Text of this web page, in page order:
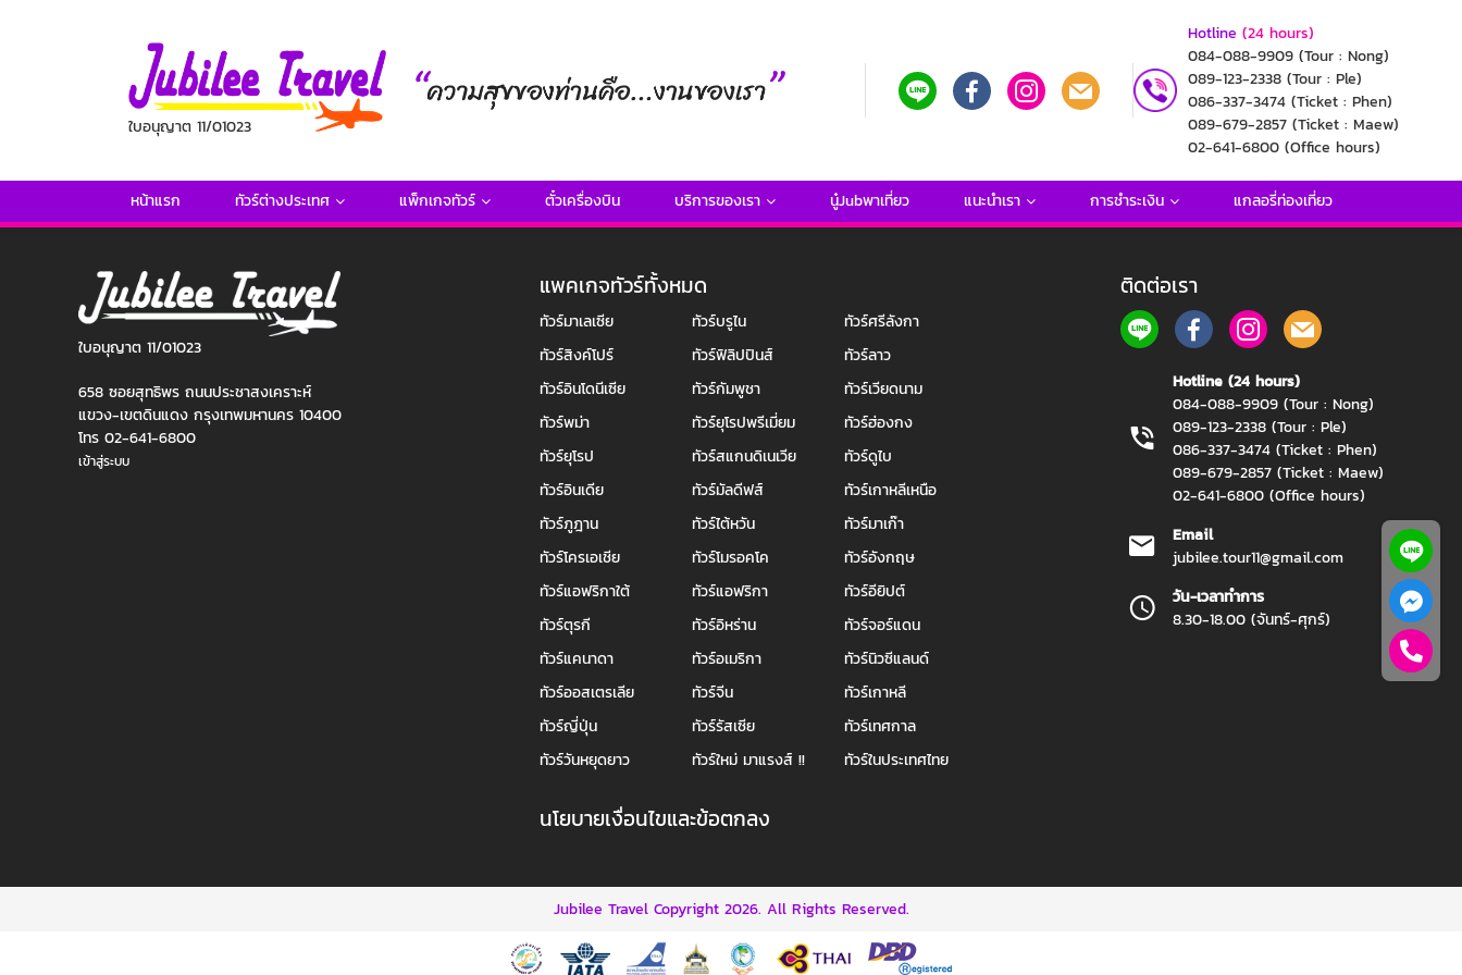
ใบอนุญาต 11/01023
Hotline (24 hours)
084-088-9909 (Tour : Nong)
089-123-2338 (Tour : Ple)
086-337-3474 (Ticket : Phen)
089-679-2857 (Ticket : Maew)
02-641-6800 (Office hours)
หน้าแรก ทัวร์ต่างประเทศ แพ็กเกจทัวร์ ตั๋วเครื่องบิน บริการของเรา นู๋Jubพาเที่ยว แนะนำเรา การชำระเงิน แกลอรี่ท่องเที่ยว
ใบอนุญาต 11/01023
658 ซอยสุทธิพร ถนนประชาสงเคราะห์
แขวง-เขตดินแดง กรุงเทพมหานคร 10400
โทร 02-641-6800
เข้าสู่ระบบ
แพคเกจทัวร์ทั้งหมด
ทัวร์มาเลเซีย ทัวร์บรูไน
ทัวร์ศรีลังกา
ทัวร์สิงค์โปร์
ทัวร์ฟิลิปปินส์
ทัวร์ลาว
ทัวร์อินโดนีเซีย
ทัวร์กัมพูชา
ทัวร์เวียดนาม
ทัวร์พม่า
ทัวร์ยุโรปพรีเมี่ยม
ทัวร์ฮ่องกง
ทัวร์ยุโรป
ทัวร์สแกนดิเนเวีย
ทัวร์ดูไบ
ทัวร์อินเดีย
ทัวร์มัลดีฟส์
ทัวร์เกาหลีเหนือ
ทัวร์ภูฎาน
ทัวร์ไต้หวัน
ทัวร์มาเก๊า
ทัวร์โครเอเชีย
ทัวร์โมรอคโค
ทัวร์อังกฤษ
ทัวร์แอฟริกาใต้
ทัวร์แอฟริกา
ทัวร์อียิปต์
ทัวร์ตุรกี
ทัวร์อิหร่าน
ทัวร์จอร์แดน
ทัวร์แคนาดา
ทัวร์อเมริกา
ทัวร์นิวซีแลนด์
ทัวร์ออสเตรเลีย
ทัวร์จีน
ทัวร์เกาหลี
ทัวร์ญี่ปุ่น
ทัวร์รัสเซีย
ทัวร์เทศกาล
ทัวร์วันหยุดยาว
ทัวร์ใหม่ มาแรงส์ !! ทัวร์ในประเทศไทย
นโยบายเงื่อนไขและข้อตกลง
ติดต่อเรา
Hotline (24 hours)
084-088-9909 (Tour : Nong)
089-123-2338 (Tour : Ple)
086-337-3474 (Ticket : Phen)
089-679-2857 (Ticket : Maew)
02-641-6800 (Office hours)
Email
jubilee.tour11@gmail.com
วัน-เวลาทำการ
8.30-18.00 (จันทร์-ศุกร์)
Jubilee Travel Copyright 2026. All Rights Reserved.